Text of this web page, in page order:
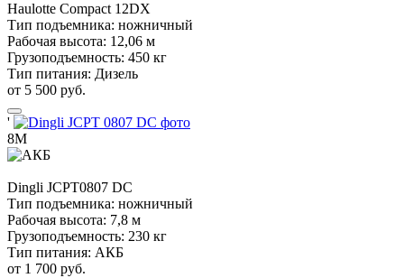
Haulotte Compact 12DX
Тип подъемника: ножничный
Рабочая высота: 12,06 м
Грузоподъемность: 450 кг
Тип питания: Дизель
от 5 500 руб.
'
8М
Dingli JCPT0807 DC
Тип подъемника: ножничный
Рабочая высота: 7,8 м
Грузоподъемность: 230 кг
Тип питания: АКБ
от 1 700 руб.